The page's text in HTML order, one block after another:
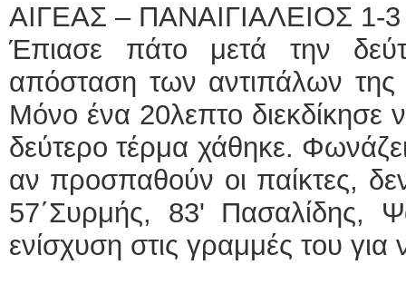
ΑΙΓΕΑΣ – ΠΑΝΑΙΓΙΑΛΕΙΟΣ 1-3
Έπιασε πάτο μετά την
απόσταση των αντιπάλων
Μόνο ένα 20λεπτο διεκδίκησε
δεύτερο τέρμα χάθηκε.
αν προσπαθούν οι παίκτες,
57΄Συρμής, 83'
ενίσχυση στις γραμμές του για